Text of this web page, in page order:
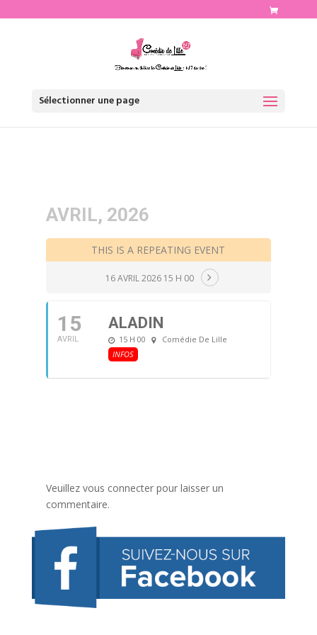
Sélectionner une page
AVRIL, 2026
THIS IS A REPEATING EVENT
16 AVRIL 2026 15 H 00
15
AVRIL
ALADIN
15 H 00
Comédie De Lille
INFOS
Veuillez vous connecter pour laisser un
commentaire.